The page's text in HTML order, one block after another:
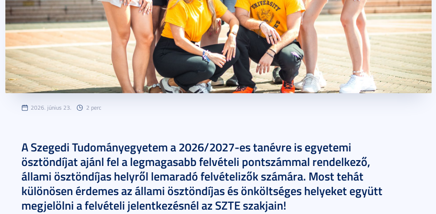
2026. június 23. 2 perc
A Szegedi Tudományegyetem a 2026/2027-es tanévre is egyetemi
ösztöndíjat ajánl fel a legmagasabb felvételi pontszámmal rendelkező,
állami ösztöndíjas helyről lemaradó felvételizők számára. Most tehát
különösen érdemes az állami ösztöndíjas és önköltséges helyeket együtt
megjelölni a felvételi jelentkezésnél az SZTE szakjain!